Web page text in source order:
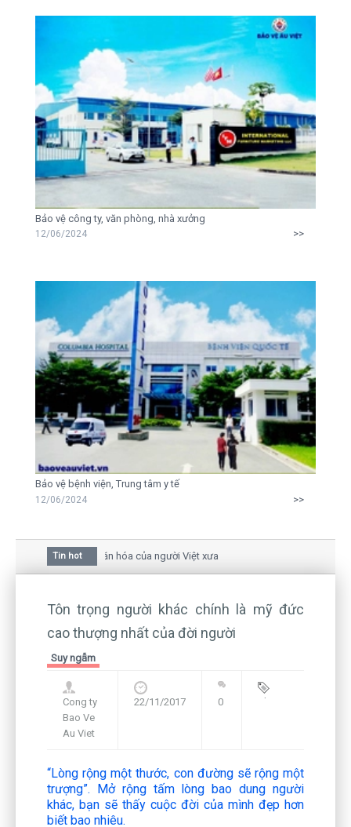
Bảo vệ công ty, văn phòng, nhà xưởng
12/06/2024 >>
Bảo vệ bệnh viện, Trung tâm y tế
12/06/2024 >>
Tin hot
hoa mai trong văn hóa của người Việt xưa
giữa bức thư gửi mẹ của người... tử tù và của CEO
Tôn trọng người khác chính là mỹ đức
cao thượng nhất của đời người
Suy ngẫm
Cong ty
Bao Ve
Au Viet
22/11/2017 0 Blog
“Lòng rộng một thước, con đường sẽ rộng một
trượng”. Mở rộng tấm lòng bao dung người
khác, bạn sẽ thấy cuộc đời của mình đẹp hơn
biết bao nhiêu.